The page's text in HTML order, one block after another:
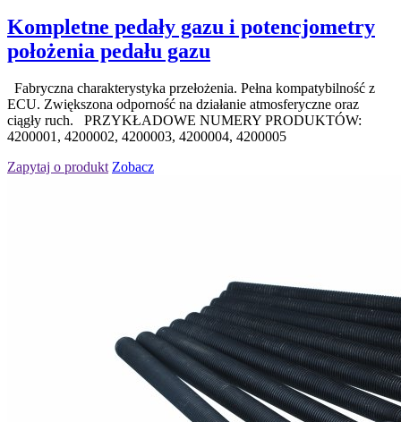
Kompletne pedały gazu i potencjometry
położenia pedału gazu
Fabryczna charakterystyka przełożenia. Pełna kompatybilność z
ECU. Zwiększona odporność na działanie atmosferyczne oraz
ciągły ruch. PRZYKŁADOWE NUMERY PRODUKTÓW:
4200001, 4200002, 4200003, 4200004, 4200005
Zapytaj o produkt Zobacz